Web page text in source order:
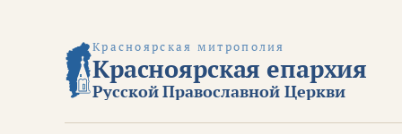
Красноярская митрополия
Красноярская епархия
Русской Православной Церкви